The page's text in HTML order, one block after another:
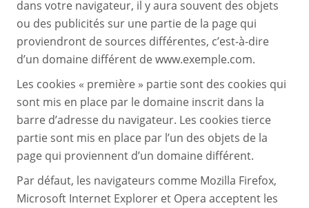
dans votre navigateur, il y aura souvent des objets
ou des publicités sur une partie de la page qui
proviendront de sources différentes, c’est-à-dire
d’un domaine différent de www.exemple.com.
Les cookies « première » partie sont des cookies qui
sont mis en place par le domaine inscrit dans la
barre d’adresse du navigateur. Les cookies tierce
partie sont mis en place par l’un des objets de la
page qui proviennent d’un domaine différent.
Par défaut, les navigateurs comme Mozilla Firefox,
Microsoft Internet Explorer et Opera acceptent les